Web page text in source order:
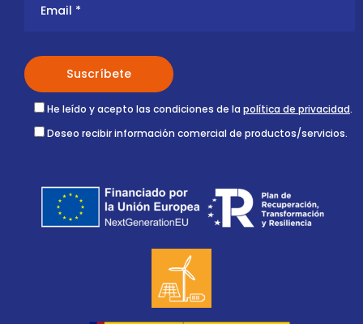
He leído y acepto las condiciones de la política de privacidad.
Deseo recibir información comercial de productos/servicios.